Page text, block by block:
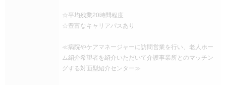
☆平均残業20時間程度
☆豊富なキャリアパスあり
≪病院やケアマネージャーに訪問営業を行い、老人ホー
ム紹介希望者を紹介いただいて介護事業所とのマッチン
グする対面型紹介センター≫